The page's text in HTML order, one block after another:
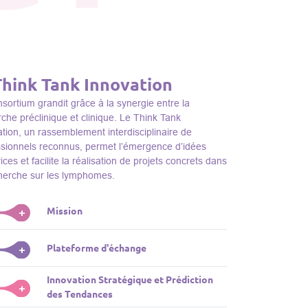
Tank Innovation
grandit grâce à la synergie entre la
préclinique et clinique. Le Think Tank
un rassemblement interdisciplinaire de
reconnus, permet l’émergence d’idées
et facilite la réalisation de projets concrets dans
sur les lymphomes.
+ Mission
Tank initie des projets, façonne des initiatives de
des porteurs et promeut l’unité parmi les
du consortium, jouant ainsi un rôle essentiel
promotion de la recherche sur les lymphomes.
+ Plateforme d'échange
Tank sert de plateforme dynamique pour
des plateformes technologiques et des
+
Innovation Stratégique et Prédiction
des Tendances